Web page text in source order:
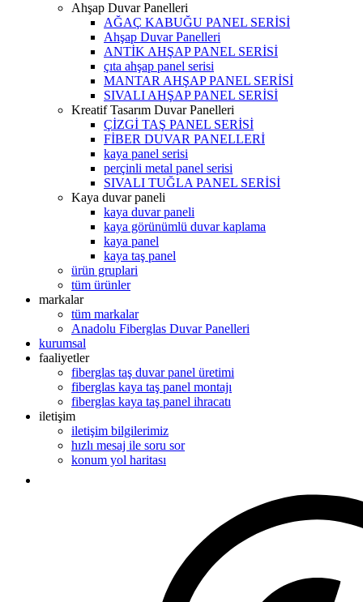
Ahşap Duvar Panelleri
AĞAÇ KABUĞU PANEL SERİSİ
Ahşap Duvar Panelleri
ANTİK AHŞAP PANEL SERİSİ
çıta ahşap panel serisi
MANTAR AHŞAP PANEL SERİSİ
SIVALI AHŞAP PANEL SERİSİ
Kreatif Tasarım Duvar Panelleri
ÇİZGİ TAŞ PANEL SERİSİ
FİBER DUVAR PANELLERİ
kaya panel serisi
perçinli metal panel serisi
SIVALI TUĞLA PANEL SERİSİ
Kaya duvar paneli
kaya duvar paneli
kaya görünümlü duvar kaplama
kaya panel
kaya taş panel
ürün gruplari
tüm ürünler
markalar
tüm markalar
Anadolu Fiberglas Duvar Panelleri
kurumsal
faaliyetler
fiberglas taş duvar panel üretimi
fiberglas kaya taş panel montajı
fiberglas kaya taş panel ihracatı
iletişim
iletişim bilgilerimiz
hızlı mesaj ile soru sor
konum yol haritası